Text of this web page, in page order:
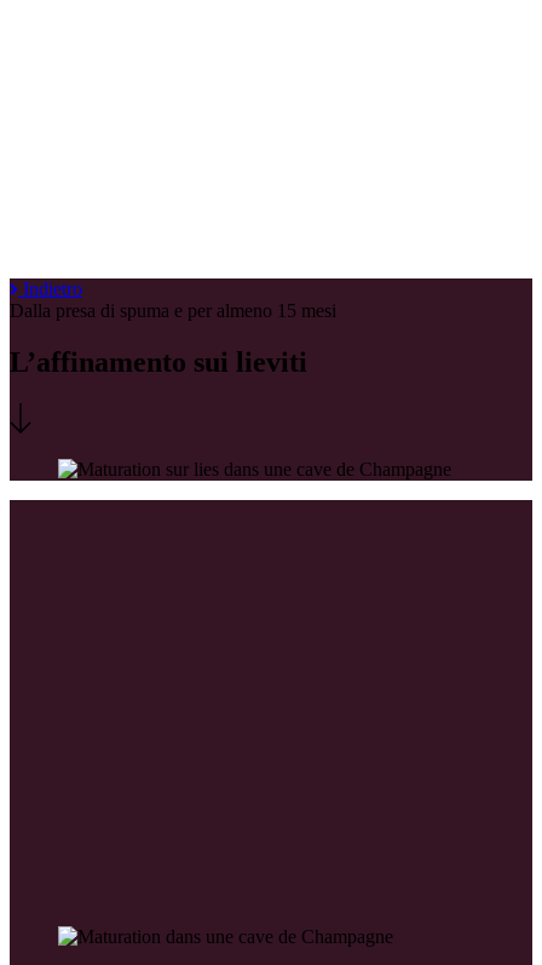
Indietro
Dalla presa di spuma e per almeno 15 mesi
L’affinamento sui lieviti